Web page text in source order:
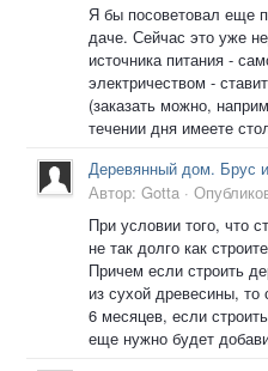
Я бы посоветовал еще
даче. Сейчас это уже
источника питания -
электричеством -
(заказать можно,
течении дня имеете
Деревянный дом. Брус
Автор: Gotta ·
При условии того, что
не так долго как
Причем если строить
из сухой древесины, то
6 месяцев, если
еще нужно будет